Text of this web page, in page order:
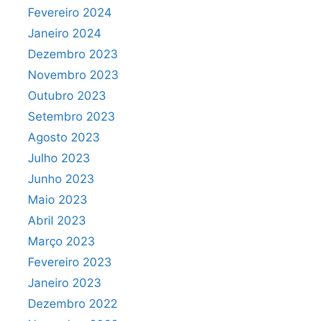
Fevereiro 2024
Janeiro 2024
Dezembro 2023
Novembro 2023
Outubro 2023
Setembro 2023
Agosto 2023
Julho 2023
Junho 2023
Maio 2023
Abril 2023
Março 2023
Fevereiro 2023
Janeiro 2023
Dezembro 2022